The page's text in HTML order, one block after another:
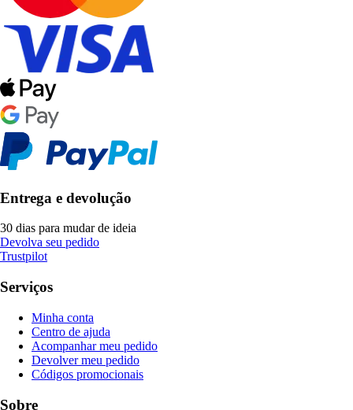
Entrega e devolução
30 dias para mudar de ideia
Devolva seu pedido
Trustpilot
Serviços
Minha conta
Centro de ajuda
Acompanhar meu pedido
Devolver meu pedido
Códigos promocionais
Sobre